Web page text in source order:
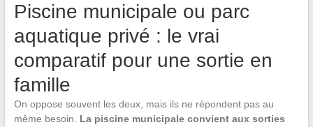
Piscine municipale ou parc
aquatique privé : le vrai
comparatif pour une sortie en
famille
On oppose souvent les deux, mais ils ne répondent pas au
même besoin. La piscine municipale convient aux sorties